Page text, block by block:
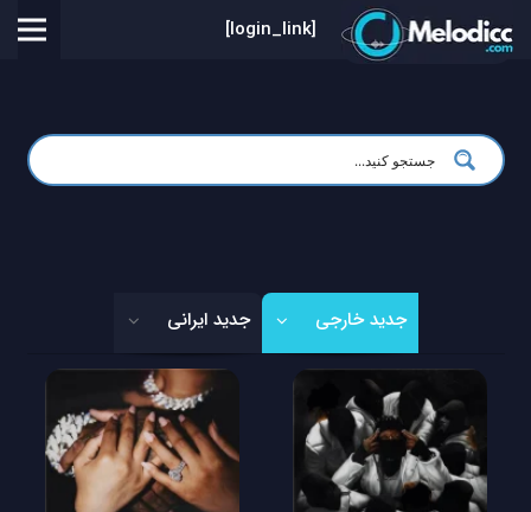
[login_link]
جدید خارجی جدید ایرانی